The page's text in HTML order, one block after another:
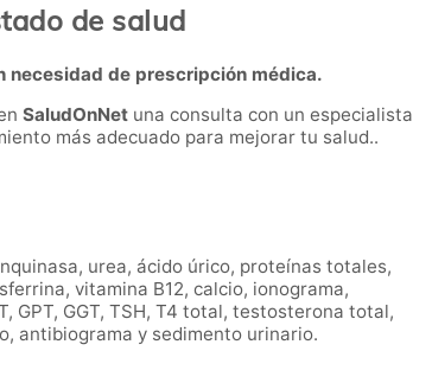
de salud
necesidad de prescripción médica.
SaludOnNet una consulta con un especialista
más adecuado para mejorar tu salud..
urea, ácido úrico, proteínas totales,
vitamina B12, calcio, ionograma,
GPT, GGT, TSH, T4 total, testosterona total,
antibiograma y sedimento urinario.